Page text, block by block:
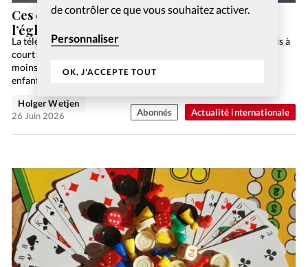
de contrôler ce que vous souhaitez activer.
Personnaliser
OK, J'ACCEPTE TOUT
Actualité internationale
Ces évangéliques qui prennent le pont entre
l’église et la synagogue
La télé était le meilleur baby-sitter, toujours disponible et jamais à
court d’idées. Internet la complète désormais, plus interactif,
moins abrutissant. La Toile est rentrée dans les moeurs et les
enfants apprennent à surfer en…
Holger Wetjen
26 Juin 2026
Abonnés